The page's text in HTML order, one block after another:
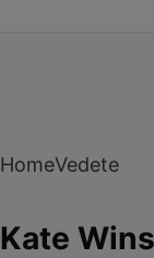
HomeVedete
Kate